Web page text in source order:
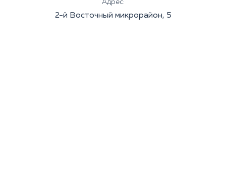
Адрес:
2-й Восточный микрорайон, 5